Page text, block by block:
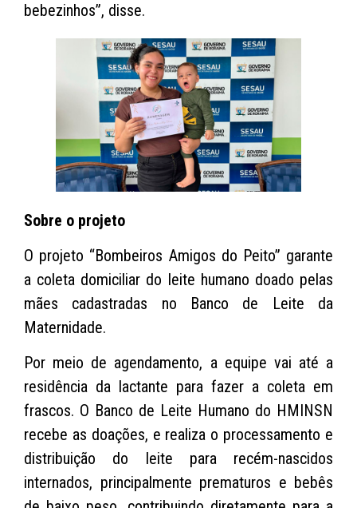
bebezinhos”, disse.
Sobre o projeto
O projeto “Bombeiros Amigos do Peito” garante
a coleta domiciliar do leite humano doado pelas
mães cadastradas no Banco de Leite da
Maternidade.
Por meio de agendamento, a equipe vai até a
residência da lactante para fazer a coleta em
frascos. O Banco de Leite Humano do HMINSN
recebe as doações, e realiza o processamento e
distribuição do leite para recém-nascidos
internados, principalmente prematuros e bebês